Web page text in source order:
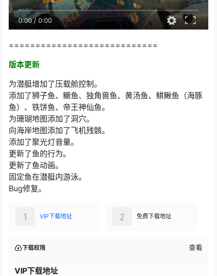
0:00/ 0:00
============================
版本更新
为潜艇增加了压载舱控制。
添加了狮子鱼、鳜鱼、独角兽鱼、黄汤鱼、鲯鳅鱼（海豚
鱼）、铁饼鱼、帝王神仙鱼。
为珊瑚地图添加了洞穴。
向海岸地图添加了飞机残骸。
添加了聚光灯音量。
更新了鱼的行为。
更新了鱼动画。
固定鱼在潜艇内游泳。
Bug修复。
VIP下载地址
1 免费下载地址
2
下载权限 查看
VIP下载地址